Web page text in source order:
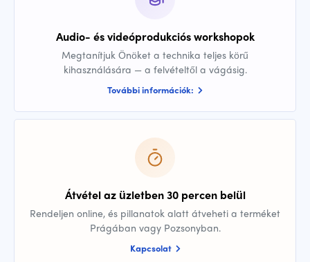
Audio- és videóprodukciós workshopok
Megtanítjuk Önöket a technika teljes körű
kihasználására — a felvételtől a vágásig.
További információk:
Átvétel az üzletben 30 percen belül
Rendeljen online, és pillanatok alatt átveheti a terméket
Prágában vagy Pozsonyban.
Kapcsolat